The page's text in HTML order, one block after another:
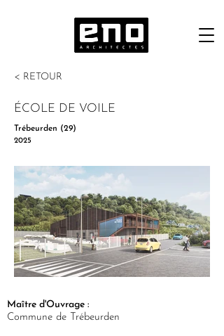
< RETOUR
ÉCOLE DE VOILE
Trébeurden (29)
2025
Maître d'Ouvrage :
Commune de Trébeurden